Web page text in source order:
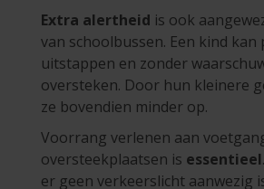
Extra alertheid is ook
van schoolbussen. Een kind kan
uitstappen en zonder
oversteken. Door hun kleinere
ze bovendien minder op.
Voorrang verlenen aan
oversteekplaatsen is essentieel
er geen verkeerslicht aanwezig